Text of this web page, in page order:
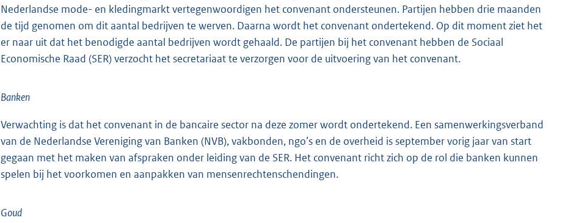
Nederlandse mode- en kledingmarkt vertegenwoordigen het convenant ondersteunen. Partijen hebben drie maanden
de tijd genomen om dit aantal bedrijven te werven. Daarna wordt het convenant ondertekend. Op dit moment ziet het
er naar uit dat het benodigde aantal bedrijven wordt gehaald. De partijen bij het convenant hebben de Sociaal
Economische Raad (SER) verzocht het secretariaat te verzorgen voor de uitvoering van het convenant.
Banken
Verwachting is dat het convenant in de bancaire sector na deze zomer wordt ondertekend. Een samenwerkingsverband
van de Nederlandse Vereniging van Banken (NVB), vakbonden, ngo’s en de overheid is september vorig jaar van start
gegaan met het maken van afspraken onder leiding van de SER. Het convenant richt zich op de rol die banken kunnen
spelen bij het voorkomen en aanpakken van mensenrechtenschendingen.
Goud